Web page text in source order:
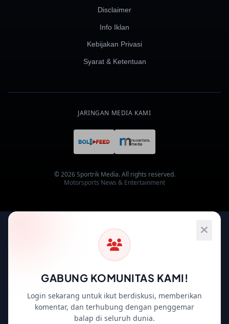
Disclaimer
Info Iklan
Kebijakan Privasi
Syarat & Ketentuan
JARINGAN MEDIA KAMI
© 2026 Sportrik Media. All rights reserved.
Motorsports News & Entertainment
GABUNG KOMUNITAS KAMI!
Login sekarang untuk ikut berdiskusi, memberikan
komentar, dan terhubung dengan penggemar
balap di seluruh dunia.